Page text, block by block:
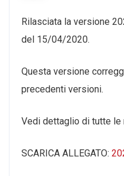
Rilasciata la versione
del 15/04/2020.
Questa versione
precedenti versioni.
Vedi dettaglio di tutte le
SCARICA ALLEGATO: